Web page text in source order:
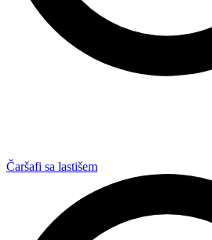
Čaršafi sa lastišem